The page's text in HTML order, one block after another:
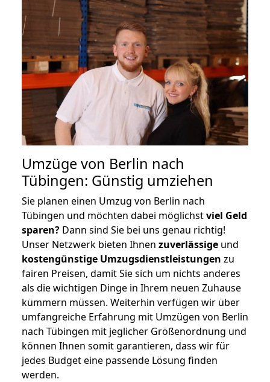
Umzüge von Berlin nach
Tübingen: Günstig umziehen
Sie planen einen Umzug von Berlin nach
Tübingen und möchten dabei möglichstviel Geld
sparen? Dann sind Sie bei uns genau richtig!
Unser Netzwerk bieten Ihnen zuverlässige und
kostengünstige Umzugsdienstleistungen zu
fairen Preisen, damit Sie sich um nichts anderes
als die wichtigen Dinge in Ihrem neuen Zuhause
kümmern müssen. Weiterhin verfügen wir über
umfangreiche Erfahrung mit Umzügen von Berlin
nach Tübingen mit jeglicher Größenordnung und
können Ihnen somit garantieren, dass wir für
jedes Budget eine passende Lösung finden
werden.